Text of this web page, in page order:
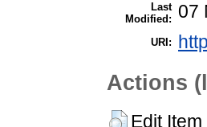
Last
Modified:
07
URI:
Actions
Edit Item